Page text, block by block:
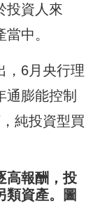
投資人來
當中。
，6月央行理
通膨能控制
純投資型買
高報酬，投
類資產。圖